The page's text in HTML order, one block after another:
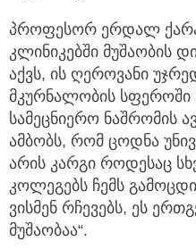
პროფესორ ერდალ
კლინიკებში მუშაობის
აქვს, ის ღეროვანი
მკურნალობის
სამეცნიერო ნაშრომის
ამბობს, რომ ცოდნა
არის კარგი როდესაც
კოლეგებს ჩემს
ვისმენ რჩევებს, ეს
მუშაობაა“.